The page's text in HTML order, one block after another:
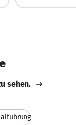
sehen.